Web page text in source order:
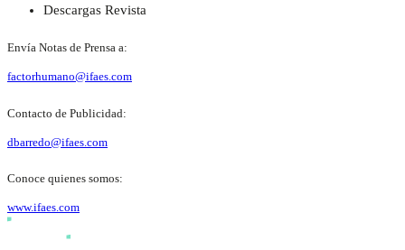
Descargas Revista
Envía Notas de Prensa a:
factorhumano@ifaes.com
Contacto de Publicidad:
dbarredo@ifaes.com
Conoce quienes somos:
www.ifaes.com